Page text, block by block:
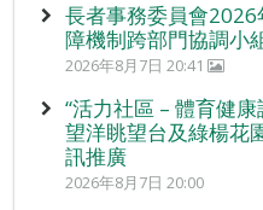
長者事務委員會
障機制跨部門協調小
2026年8月7日 20:41
“活力社區 – 體育健
望洋眺望台及綠楊花
訊推廣
2026年8月7日 20:00